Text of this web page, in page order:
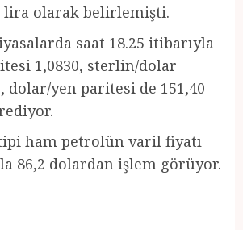
lira olarak belirlemişti.
saat 18.25 itibarıyla
1,0830, sterlin/dolar
dolar/yen paritesi de 151,40
ham petrolün varil fiyatı
86,2 dolardan işlem görüyor.